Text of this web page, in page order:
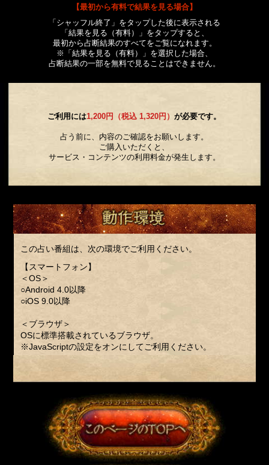
【最初から有料で結果を見る場合】
「シャッフル終了」をタップした後に表示される
「結果を見る（有料）」をタップすると、
最初から占断結果のすべてをご覧になれます。
※「結果を見る（有料）」を選択した場合、
占断結果の一部を無料で見ることはできません。
ご利用には1,200円（税込 1,320円）が必要です。
占う前に、内容のご確認をお願いします。
ご購入いただくと、
サービス・コンテンツの利用料金が発生します。
この占い番組は、次の環境でご利用ください。
【スマートフォン】
＜OS＞
○Android 4.0以降
○iOS 9.0以降
＜ブラウザ＞
OSに標準搭載されているブラウザ。
※JavaScriptの設定をオンにしてご利用ください。